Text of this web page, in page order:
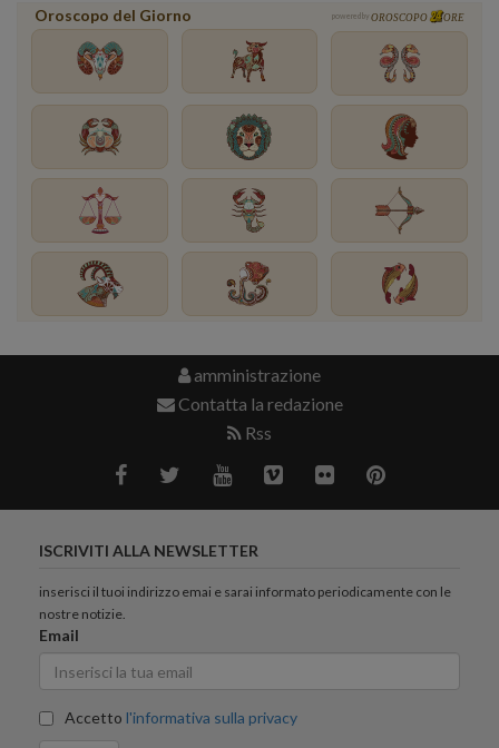
Oroscopo del Giorno powered by OROSCOPO ORE
amministrazione
Contatta la redazione
Rss
ISCRIVITI ALLA NEWSLETTER
inserisci il tuoi indirizzo emai e sarai informato periodicamente con le
nostre notizie.
Email
Accetto l'informativa sulla privacy